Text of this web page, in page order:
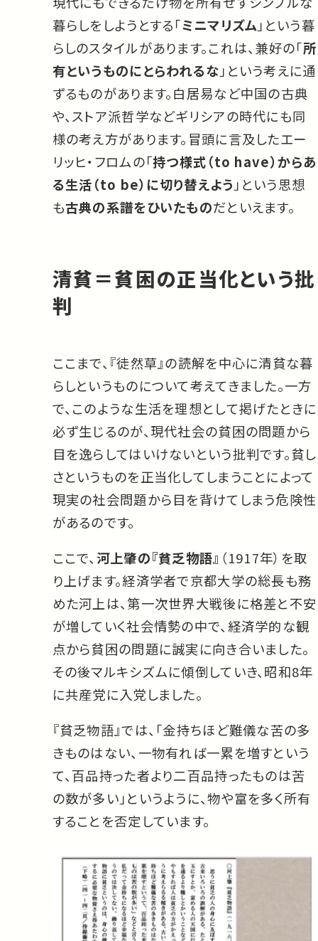
暮らしをしようとする「ミニマリズム」という暮
らしのスタイルがあります。これは、兼好の「所
有というものにとらわれるな」という考えに通
ずるものがあります。白居易など中国の古典
や、ストア派哲学などギリシアの時代にも同
様の考え方があります。冒頭に言及したエー
リッヒ・フロムの「持つ様式（to have）からあ
る生活（to be）に切り替えよう」という思想
も古典の系譜をひいたものだといえます。
清貧＝貧困の正当化という批
判
ここまで、『徒然草』の読解を中心に清貧な暮
らしというものについて考えてきました。一方
で、このような生活を理想として掲げたときに
必ず生じるのが、現代社会の貧困の問題から
目を逸らしてはいけないという批判です。貧し
さというものを正当化してしまうことによって
現実の社会問題から目を背けてしまう危険性
があるのです。
ここで、 河上肇の『貧乏物語』 （1917年）を取
り上げます。経済学者で京都大学の総長も務
めた河上は、第一次世界大戦後に格差と不安
が増していく社会情勢の中で、経済学的な観
点から貧困の問題に誠実に向き合いました。
その後マルキシズムに傾倒していき、昭和8年
に共産党に入党しました。
『貧乏物語』では、「金持ちほど難儀な苦の多
きものはない、一物有れば一累を増すという
て、百品持った者より二百品持ったものは苦
の数が多い」というように、物や富を多く所有
することを否定しています。